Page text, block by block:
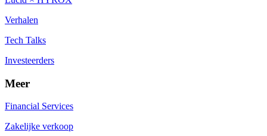
Verhalen
Tech Talks
Investeerders
Meer
Financial Services
Zakelijke verkoop